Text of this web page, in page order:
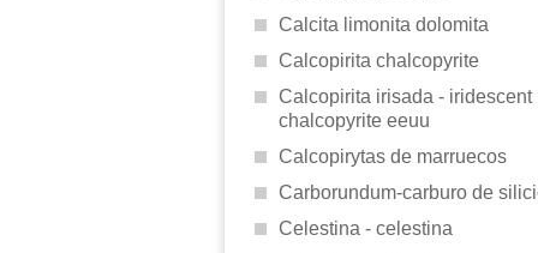
Calcita limonita dolomita
Calcopirita chalcopyrite
Calcopirita irisada - iridescent
chalcopyrite eeuu
Calcopirytas de marruecos
Carborundum-carburo de
Celestina - celestina